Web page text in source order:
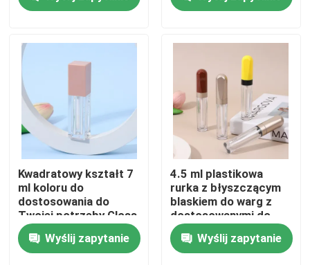
Dom
Produkty
Filmy
O nas
Wycieczka po fabryce
Kontrola jakości
Kwadratowy kształt 7
ml koloru do
dostosowania do
Twojej potrzeby Gloss
do ust Pusty pojemnik
z glosem do ust do
płynnej szminki
Wyślij zapytanie
4.5 ml plastikowa
rurka z błyszczącym
blaskiem do warg z
dostosowanymi do
potrzeb kolorami i
wytrzymałą
konstrukcją do
Wyślij zapytanie